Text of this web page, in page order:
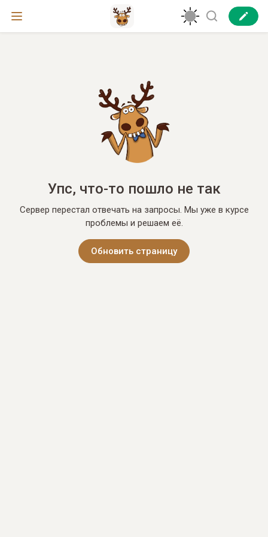
Упс, что-то пошло не так
Сервер перестал отвечать на запросы. Мы уже в курсе
проблемы и решаем её.
Обновить страницу